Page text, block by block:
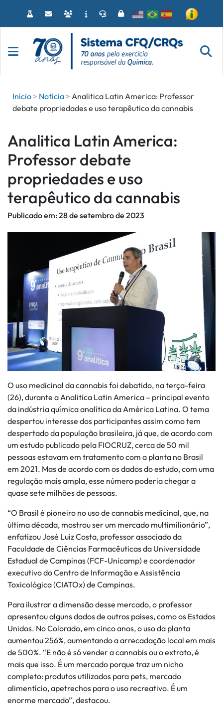
o
Início
Notícia
Analitica Latin America: Professor
debate propriedades e uso terapêutico da cannabis
Analitica Latin America:
Professor debate
propriedades e uso
terapêutico da cannabis
Publicado em:28 de setembro de 2023
O uso medicinal da cannabis foi debatido, na terça-feira
(26), durante a Analitica Latin America – principal evento
da indústria química analítica da América Latina. O tema
despertou interesse dos participantes assim como tem
despertado da população brasileira, já que, de acordo com
um estudo publicado pela FIOCRUZ, cerca de 50 mil
pessoas estavam em tratamento com a planta no Brasil
em 2021. Mas de acordo com os dados do estudo, com uma
regulação mais ampla, esse número poderia chegar a
quase sete milhões de pessoas.
“O Brasil é pioneiro no uso de cannabis medicinal, que, na
última década, mostrou ser um mercado multimilionário”,
enfatizou José Luiz Costa, professor associado da
Faculdade de Ciências Farmacêuticas da Universidade
Estadual de Campinas (FCF-Unicamp) e coordenador
executivo do Centro de Informação e Assistência
Toxicológica (CIATOx) de Campinas.
Para ilustrar a dimensão desse mercado, o professor
apresentou alguns dados de outros países, como os Estados
Unidos. No Colorado, em cinco anos, o uso da planta
aumentou 256%, aumentando a arrecadação local em mais
de 500%. “E não é só vender a cannabis ou o extrato, é
mais que isso. É um mercado porque traz um nicho
completo: produtos utilizados para pets, mercado
alimentício, apetrechos para o uso recreativo. É um
enorme mercado”, destacou.